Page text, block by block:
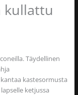
kullattu
Täydellinen
kastesormusta
ketjussa